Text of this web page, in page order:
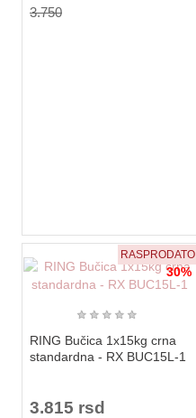
3.750
RASPRODATO
30%
★ ★ ★ ★ ★
RING Bučica 1x15kg crna
standardna - RX BUC15L-1
3.815 rsd